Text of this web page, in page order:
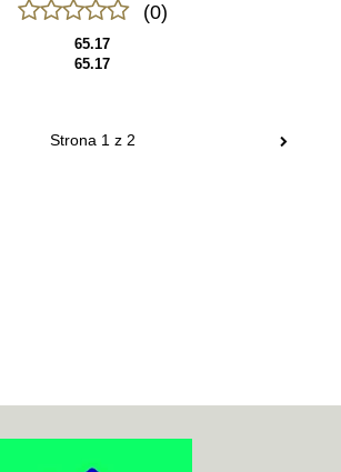
(0)
65.17
65.17
ACO